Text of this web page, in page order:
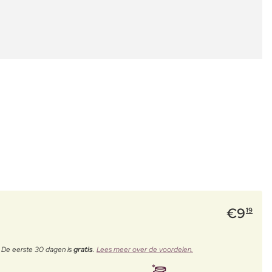
€919
De eerste 30 dagen isgratis. Lees meer over de voordelen.